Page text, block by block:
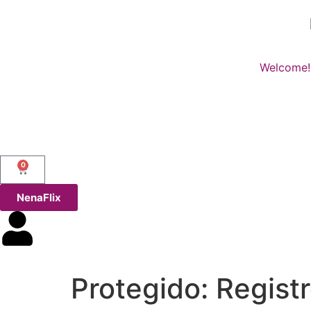
Welcome!
0
NenaFlix
Protegido: